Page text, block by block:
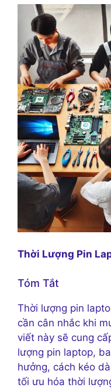
Thời Lượng Pin
Tóm Tắt
Thời lượng pin
cần cân nhắc khi
viết này sẽ cung
lượng pin laptop,
hưởng, cách kéo
tối ưu hóa thời